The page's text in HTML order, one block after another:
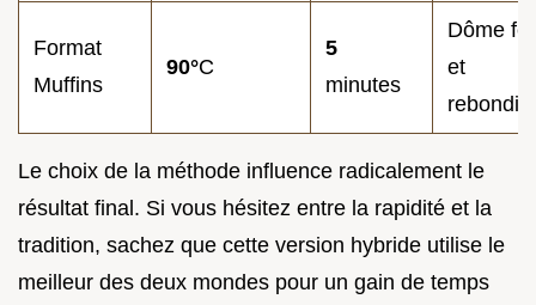
Format
Muffins
90°C
5
minutes
Dôme
et
Le choix de la méthode influence radicalement le
résultat final. Si vous hésitez entre la rapidité et la
tradition, sachez que cette version hybride utilise le
meilleur des deux mondes pour un gain de temps